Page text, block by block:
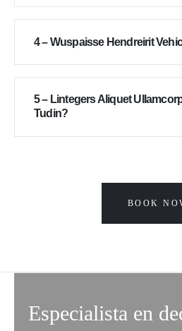
4 – Wuspaisse Hendreirit
5 – Lintegers Aliquet
Tudin?
BOOK
Especialista en